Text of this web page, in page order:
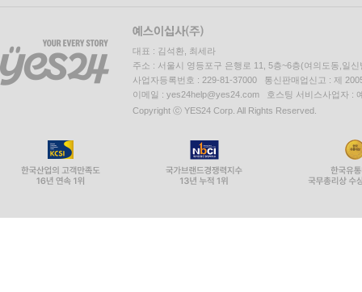
대표 : 김석환, 최세라
주소 : 서울시 영등포구 은행로 11, 5층~6층(여의도동,일신
사업자등록번호 : 229-81-37000 통신판매업신고 : 제
이메일 : yes24help@yes24.com 호스팅 서비스사업자 :
Copyright ⓒ YES24 Corp. All Rights Reserved.